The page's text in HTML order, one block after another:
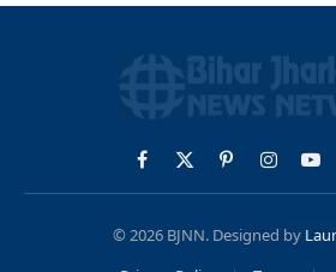
Facebook
X
(Twitter)
Pinterest
© 2026 BJNN. Designed by